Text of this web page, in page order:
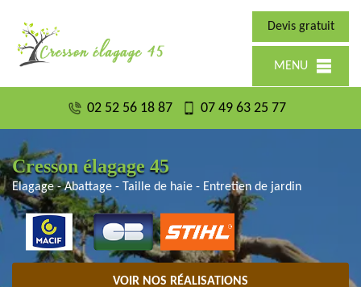
Devis gratuit
MENU
02 52 56 18 87 07 49 63 25 77
Cresson élagage 45
Elagage - Abattage - Taille de haie - Entretien de jardin
VOIR NOS RÉALISATIONS